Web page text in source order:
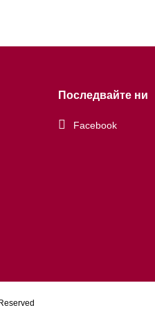
Последвайте ни
Facebook